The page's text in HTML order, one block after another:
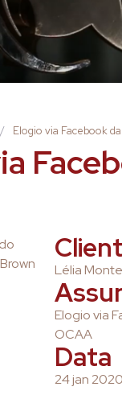
/ Elogio via Facebook
Lélia
Elogio via
OCAA
Data
24 jan 2020